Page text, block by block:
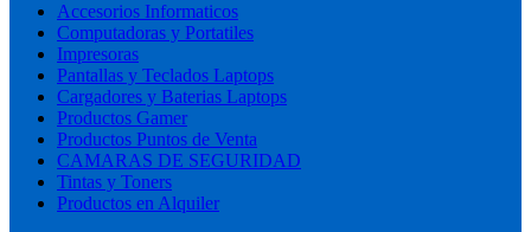
Accesorios Informaticos
Computadoras y Portatiles
Impresoras
Pantallas y Teclados Laptops
Cargadores y Baterias Laptops
Productos Gamer
Productos Puntos de Venta
CAMARAS DE SEGURIDAD
Tintas y Toners
Productos en Alquiler